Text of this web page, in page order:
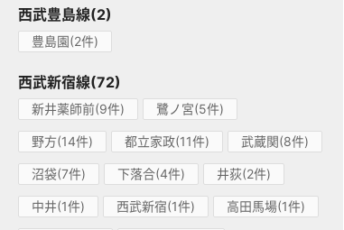
西武豊島線(2)
豊島園(2件)
西武新宿線(72)
新井薬師前(9件) 鷺ノ宮(5件)
野方(14件) 都立家政(11件) 武蔵関(8件)
沼袋(7件) 下落合(4件) 井荻(2件)
中井(1件) 西武新宿(1件) 高田馬場(1件)